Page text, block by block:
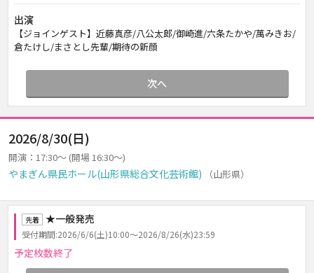
出演
【ジョインゲスト】近藤真彦/八公太郎/御崎進/六条たかや/萬みきお/
倉たけし/まさとし先輩/期待の新顔
次へ
2026/8/30(日)
開演：17:30～ (開場 16:30～)
やまぎん県民ホール(山形県総合文化芸術館) （山形県）
先着 ★一般発売
受付期間:2026/6/6(土)10:00～2026/8/26(水)23:59
予定枚数終了